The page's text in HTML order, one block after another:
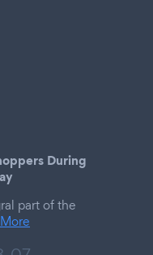
During
part of the